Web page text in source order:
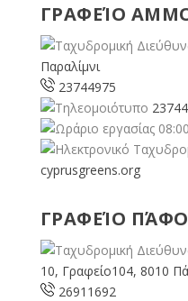
ΓΡΑΦΕΊΟ
Παραλίμνι
23744975
cyprusgreens.org
ΓΡΑΦΕΊΟ
10, Γραφείο104, 8010
26911692